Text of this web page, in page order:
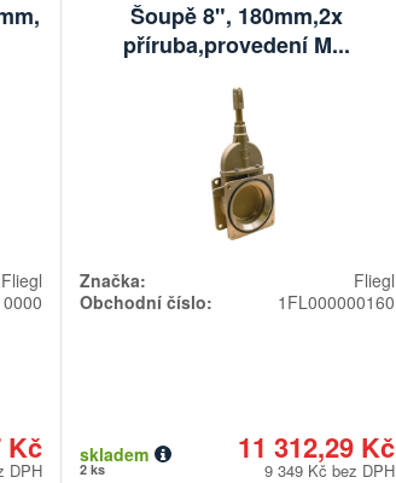
Fliegl
Kč
DPH
Šoupě 8", 180mm,2x
příruba,provedení M...
Značka:
Fliegl
Obchodní číslo:
1FL000000160
11 312,29 Kč
skladem
2 ks 9 349 Kč bez DPH